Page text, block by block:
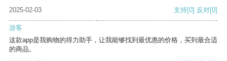
2025-02-03
支持[0] 反对[0]
游客
这款app是我购物的得力助手，让我能够找到最优惠的价格，买到最合适
的商品。